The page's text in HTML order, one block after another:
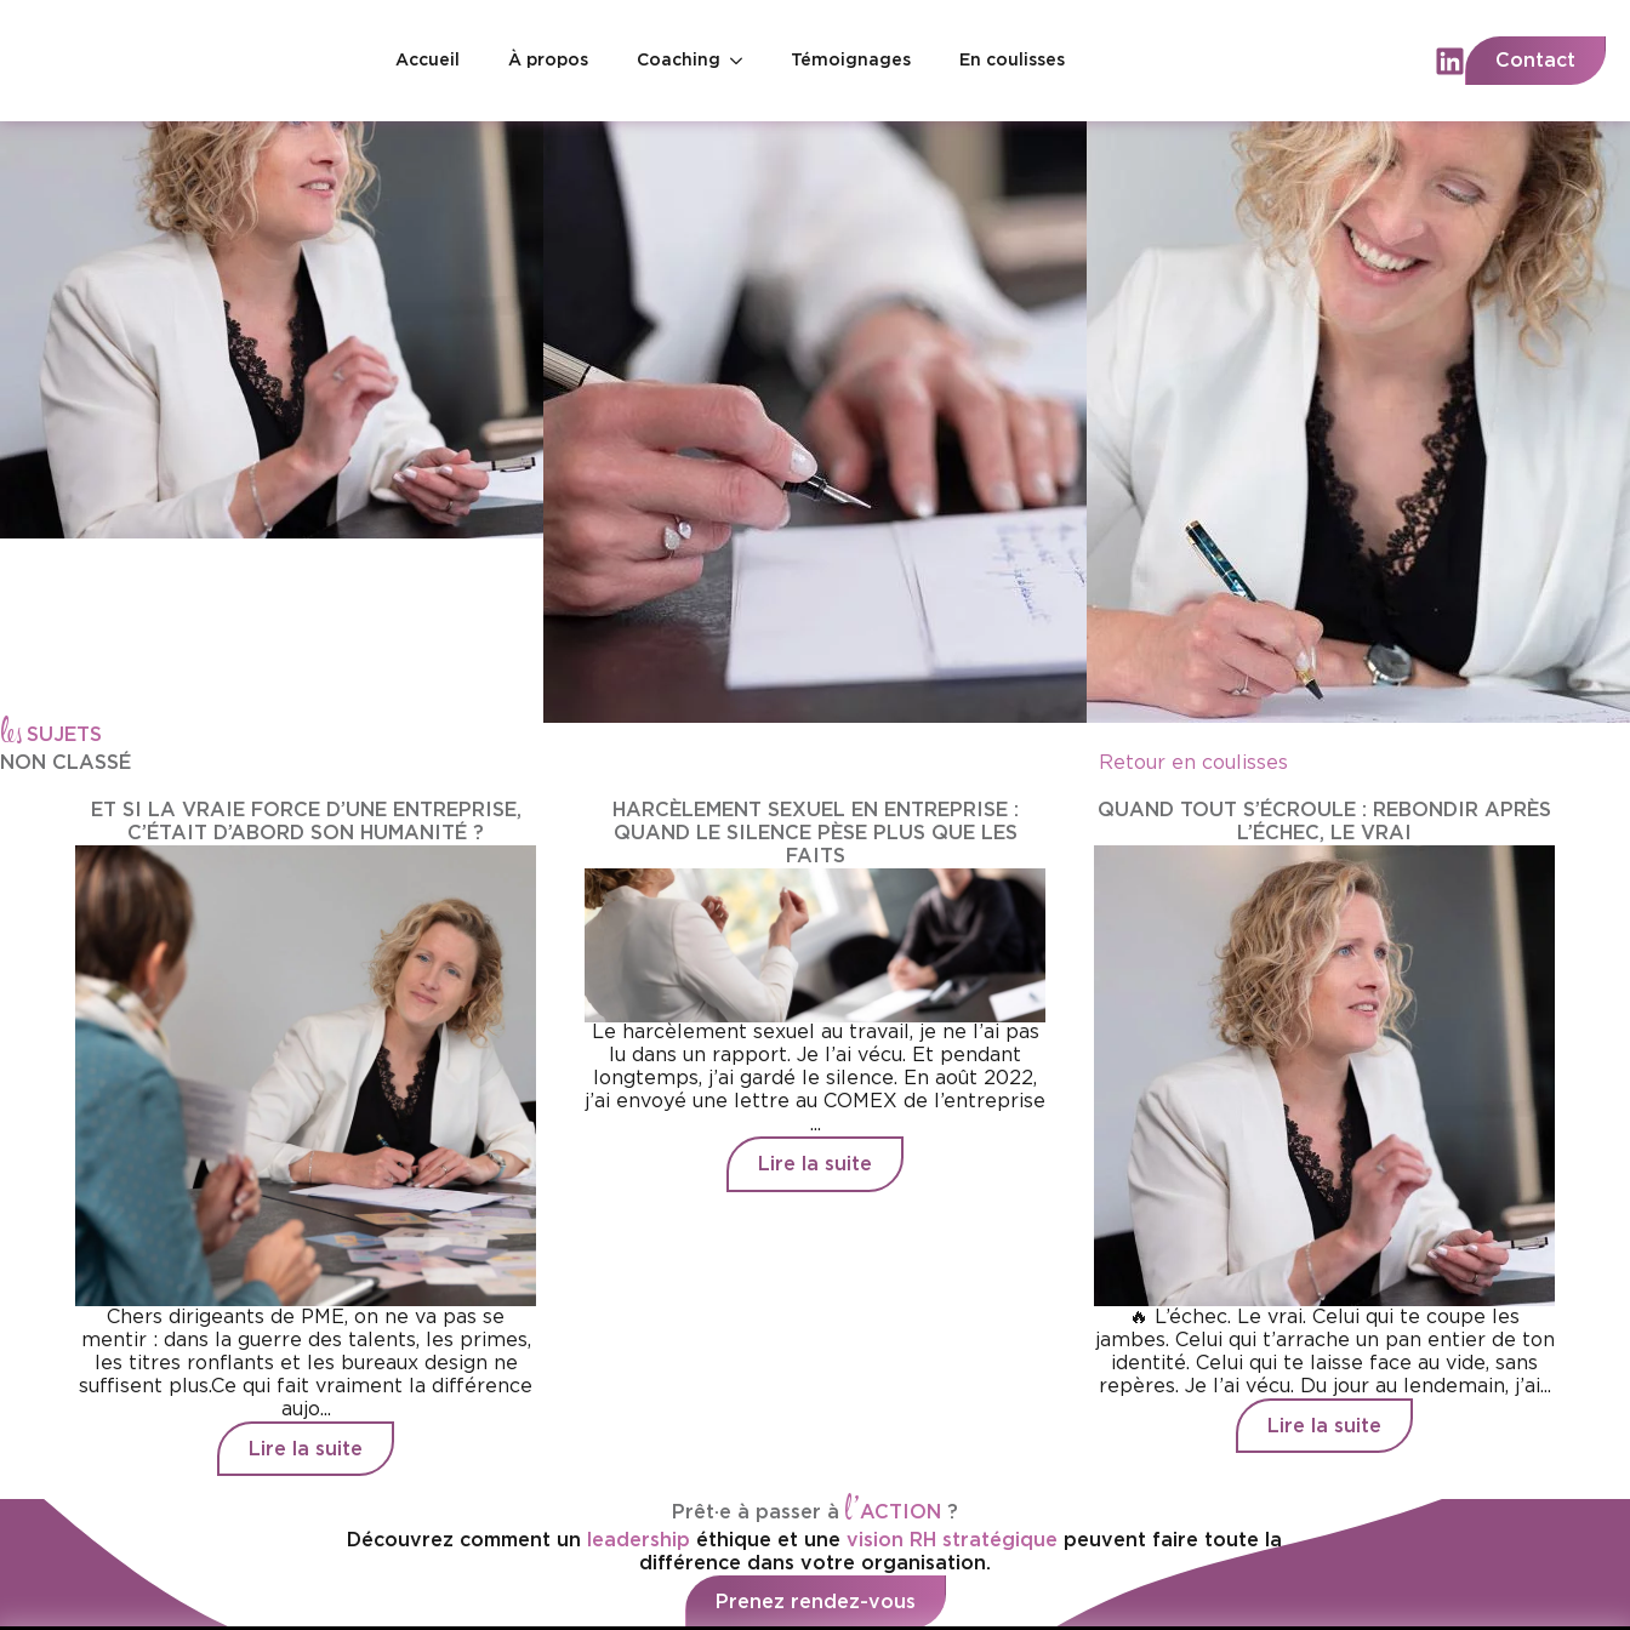
Accueil À propos Coaching Témoignages En coulisses Contact
les SUJETS
NON CLASSÉ
Retour en coulisses
ET SI LA VRAIE FORCE D’UNE ENTREPRISE,
C’ÉTAIT D’ABORD SON HUMANITÉ ?
Chers dirigeants de PME, on ne va pas se
mentir : dans la guerre des talents, les primes,
les titres ronflants et les bureaux design ne
suffisent plus.Ce qui fait vraiment la différence
aujo...
Lire la suite
HARCÈLEMENT SEXUEL EN ENTREPRISE :
QUAND LE SILENCE PÈSE PLUS QUE LES
FAITS
Le harcèlement sexuel au travail, je ne l’ai pas
lu dans un rapport. Je l’ai vécu. Et pendant
longtemps, j’ai gardé le silence. En août 2022,
j’ai envoyé une lettre au COMEX de l’entreprise
...
Lire la suite
QUAND TOUT S’ÉCROULE : REBONDIR APRÈS
L’ÉCHEC, LE VRAI
🔥 L’échec. Le vrai. Celui qui te coupe les
jambes. Celui qui t’arrache un pan entier de ton
identité. Celui qui te laisse face au vide, sans
repères. Je l’ai vécu. Du jour au lendemain, j’ai...
Lire la suite
Prêt·e à passer à l’ACTION ?
Découvrez comment un
leadership éthique et unevision RH stratégique peuvent faire toute la
différence dans votre organisation.
Prenez rendez-vous